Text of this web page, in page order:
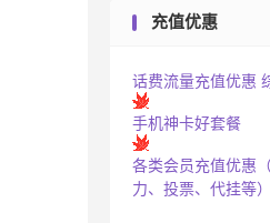
充值优惠
话费流量充值优惠
手机神卡好套餐
各类会员充值优惠
力、投票、代挂等）